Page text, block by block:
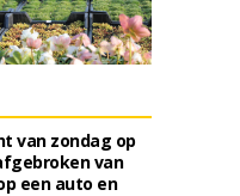
van zondag op
van
een auto en